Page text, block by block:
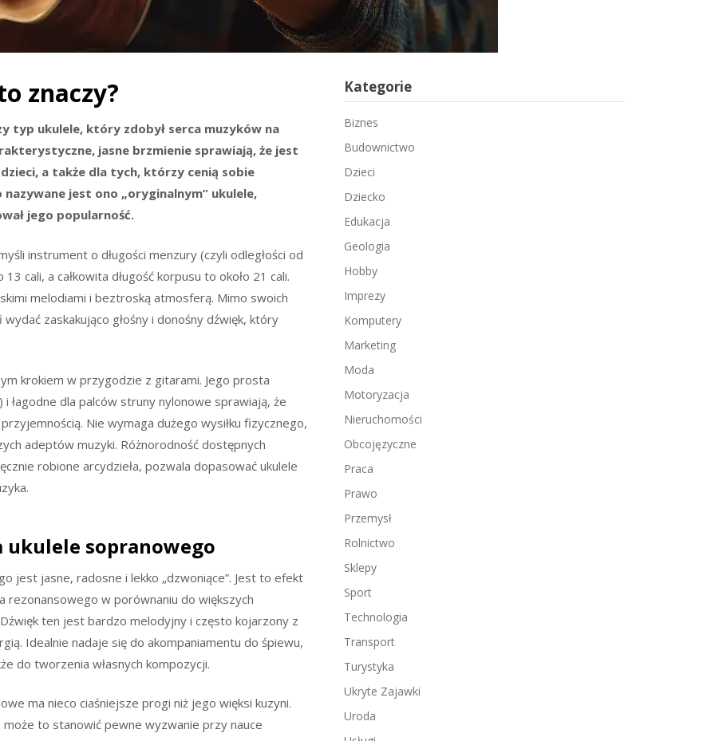
znaczy?
typ ukulele, który zdobył serca muzyków na
jasne brzmienie sprawiają, że jest
a także dla tych, którzy cenią sobie
jest ono „oryginalnym” ukulele,
jego popularność.
instrument o długości menzury (czyli odległości od
cali, a całkowita długość korpusu to około 21 cali.
melodiami i beztroską atmosferą. Mimo swoich
zaskakująco głośny i donośny dźwięk, który
krokiem w przygodzie z gitarami. Jego prosta
łagodne dla palców struny nylonowe sprawiają, że
Nie wymaga dużego wysiłku fizycznego,
adeptów muzyki. Różnorodność dostępnych
robione arcydzieła, pozwala dopasować ukulele
sopranowego
jest jasne, radosne i lekko „dzwoniące”. Jest to efekt
rezonansowego w porównaniu do większych
ten jest bardzo melodyjny i często kojarzony z
Idealnie nadaje się do akompaniamentu do śpiewu,
do tworzenia własnych kompozycji.
ma nieco ciaśniejsze progi niż jego więksi kuzyni.
może to stanowić pewne wyzwanie przy nauce
Kategorie
Biznes
Budownictwo
Dzieci
Dziecko
Edukacja
Geologia
Hobby
Imprezy
Komputery
Marketing
Moda
Motoryzacja
Nieruchomości
Obcojęzyczne
Praca
Prawo
Przemysł
Rolnictwo
Sklepy
Sport
Technologia
Transport
Turystyka
Ukryte Zajawki
Uroda